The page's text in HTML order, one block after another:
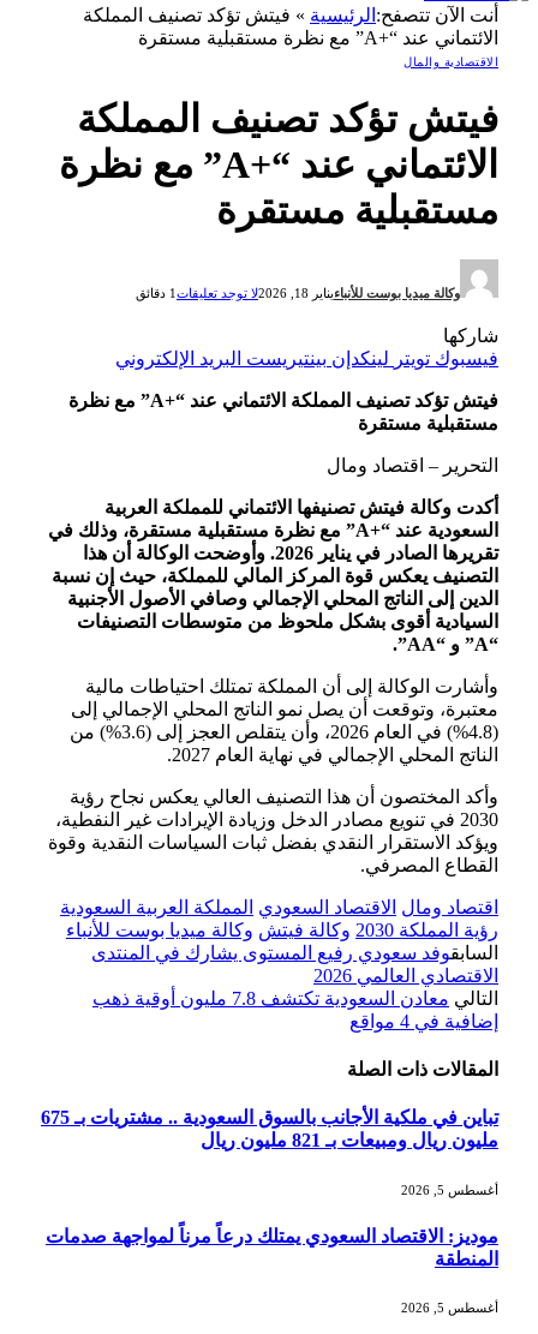
أنت الآن تتصفح: الرئيسية » فيتش تؤكد تصنيف المملكة
الائتماني عند “+A” مع نظرة مستقبلية مستقرة
الاقتصادية والمال
فيتش تؤكد تصنيف المملكة
الائتماني عند “+A” مع نظرة
مستقبلية مستقرة
وكالة ميديا بوست للأنباءيناير 18, 2026 لا توجد تعليقات1 دقائق
شاركها
فيسبوك تويتر لينكدإن بينتيريست البريد الإلكتروني
فيتش تؤكد تصنيف المملكة الائتماني عند “+A” مع نظرة
مستقبلية مستقرة
التحرير – اقتصاد ومال
أكدت وكالة فيتش تصنيفها الائتماني للمملكة العربية
السعودية عند “+A” مع نظرة مستقبلية مستقرة، وذلك في
تقريرها الصادر في يناير 2026. وأوضحت الوكالة أن هذا
التصنيف يعكس قوة المركز المالي للمملكة، حيث إن نسبة
الدين إلى الناتج المحلي الإجمالي وصافي الأصول الأجنبية
السيادية أقوى بشكل ملحوظ من متوسطات التصنيفات
“A” و “AA”.
وأشارت الوكالة إلى أن المملكة تمتلك احتياطات مالية
معتبرة، وتوقعت أن يصل نمو الناتج المحلي الإجمالي إلى
(4.8%) في العام 2026، وأن يتقلص العجز إلى (3.6%) من
الناتج المحلي الإجمالي في نهاية العام 2027.
وأكد المختصون أن هذا التصنيف العالي يعكس نجاح رؤية
2030 في تنويع مصادر الدخل وزيادة الإيرادات غير النفطية،
ويؤكد الاستقرار النقدي بفضل ثبات السياسات النقدية وقوة
القطاع المصرفي.
اقتصاد ومال الاقتصاد السعودي المملكة العربية السعودية
رؤية المملكة 2030
وكالة فيتش وكالة ميديا بوست للأنباء
السابقوفد سعودي رفيع المستوى يشارك في المنتدى
الاقتصادي العالمي 2026
التالي
معادن السعودية تكتشف 7.8 مليون أوقية ذهب
إضافية في 4 مواقع
المقالات ذات الصلة
تباين في ملكية الأجانب بالسوق السعودية .. مشتريات بـ 675
مليون ريال ومبيعات بـ 821 مليون ريال
أغسطس 5, 2026
موديز: الاقتصاد السعودي يمتلك درعاً مرناً لمواجهة صدمات
المنطقة
أغسطس 5, 2026